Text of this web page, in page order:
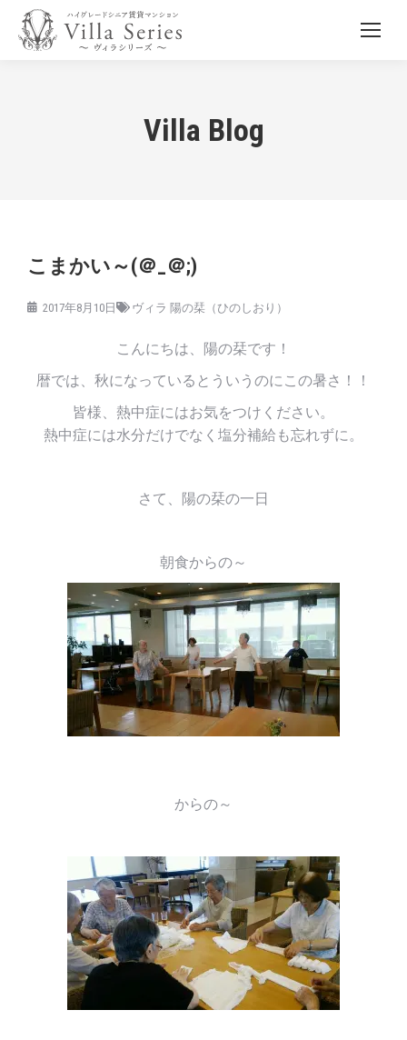
Villa Blog
こまかい～(＠_＠;)
2017年8月10日 ヴィラ 陽の栞（ひのしおり）
こんにちは、陽の栞です！
暦では、秋になっているとういうのにこの暑さ！！
皆様、熱中症にはお気をつけください。
熱中症には水分だけでなく塩分補給も忘れずに。
さて、陽の栞の一日
朝食からの～
からの～